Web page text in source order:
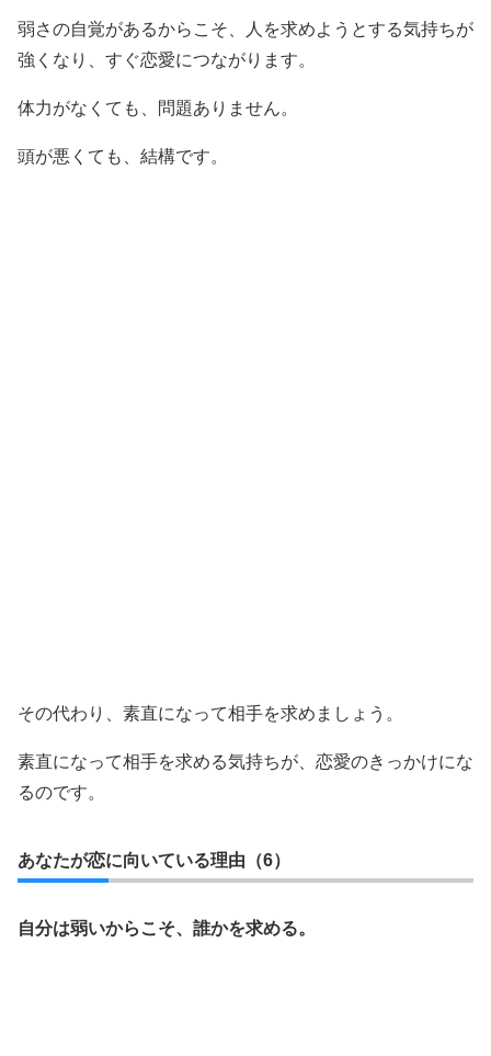
弱さの自覚があるからこそ、人を求めようとする気持ちが
強くなり、すぐ恋愛につながります。
体力がなくても、問題ありません。
頭が悪くても、結構です。
その代わり、素直になって相手を求めましょう。
素直になって相手を求める気持ちが、恋愛のきっかけにな
るのです。
あなたが恋に向いている理由（6）
自分は弱いからこそ、誰かを求める。